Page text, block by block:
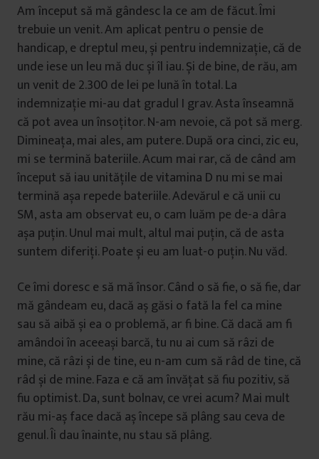
Am început să mă gândesc la ce am de făcut. Îmi
trebuie un venit. Am aplicat pentru o pensie de
handicap, e dreptul meu, și pentru indemnizație, că de
unde iese un leu mă duc și îl iau. Și de bine, de rău, am
un venit de 2.300 de lei pe lună în total. La
indemnizație mi-au dat gradul I grav. Asta înseamnă
că pot avea un însoțitor. N-am nevoie, că pot să merg.
Dimineața, mai ales, am putere. După ora cinci, zic eu,
mi se termină bateriile. Acum mai rar, că de când am
început să iau unitățile de vitamina D nu mi se mai
termină așa repede bateriile. Adevărul e că unii cu
SM, asta am observat eu, o cam luăm pe de-a dâra
așa puțin. Unul mai mult, altul mai puțin, că de asta
suntem diferiți. Poate și eu am luat-o puțin. Nu văd.
Ce îmi doresc e să mă însor. Când o să fie, o să fie, dar
mă gândeam eu, dacă aș găsi o fată la fel ca mine
sau să aibă și ea o problemă, ar fi bine. Că dacă am fi
amândoi în aceeași barcă, tu nu ai cum să râzi de
mine, că râzi și de tine, eu n-am cum să râd de tine, că
râd și de mine. Faza e că am învățat să fiu pozitiv, să
fiu optimist. Da, sunt bolnav, ce vrei acum? Mai mult
rău mi-aș face dacă aș începe să plâng sau ceva de
genul. Îi dau înainte, nu stau să plâng.